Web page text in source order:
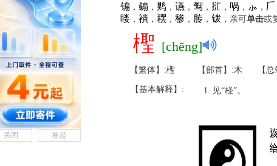
䦂 ， 䥇 ， 䴗， 䜩， 䴕， 㧟 ， 㖞 ， ⺗ ， 𠂆
䁖， 䙡， 䎬 ， 䅟， 䏝， 䥽，亲可单击或
檉 [chēng]
【繁体】:檉 【部首】:木 【
【基本解释】: 见“柽”。
关闭 卷起